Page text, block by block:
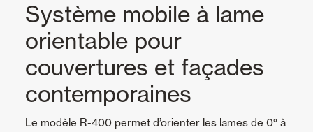
Système mobile à lame
orientable pour
couvertures et façades
contemporaines
Le modèle R-400 permet d’orienter les lames de 0° à